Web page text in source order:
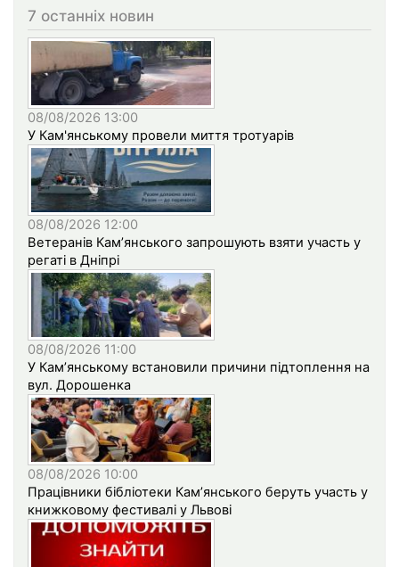
7 останніх новин
08/08/2026 13:00
У Кам'янському провели миття тротуарів
08/08/2026 12:00
Ветеранів Кам’янського запрошують взяти участь у
регаті в Дніпрі
08/08/2026 11:00
У Кам’янському встановили причини підтоплення на
вул. Дорошенка
08/08/2026 10:00
Працівники бібліотеки Кам’янського беруть участь у
книжковому фестивалі у Львові